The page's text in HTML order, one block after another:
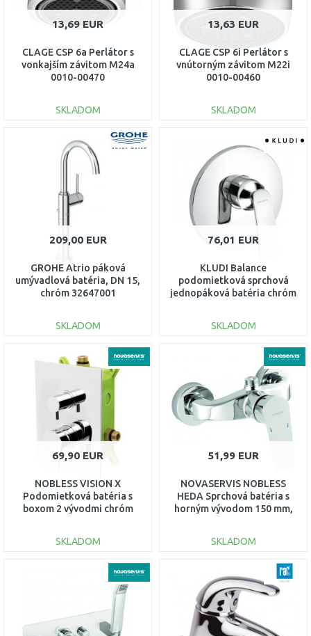
13,69 EUR
CLAGE CSP 6a Perlátor s
vonkajším závitom M24a
0010-00470
SKLADOM
DO KOŠÍKA
Porovnať
13,63 EUR
CLAGE CSP 6i Perlátor s
vnútorným závitom M22i
0010-00460
SKLADOM
DO KOŠÍKA
209,00 EUR
GROHE Atrio páková
umývadlová batéria, DN 15,
chróm 32647001
SKLADOM
DO KOŠÍKA
76,01 EUR
KLUDI Balance
podomietková sprchová
jednopáková batéria chróm
SKLADOM
Porovnať
69,90 EUR
NOBLESS VISION X
Podomietková batéria s
boxom 2 vývodmi chróm
SKLADOM
51,99 EUR
NOVASERVIS NOBLESS
HEDA Sprchová batéria s
horným vývodom 150 mm,
SKLADOM
Porovnať